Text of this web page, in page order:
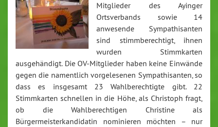
Mitglieder des Ayinger
Ortsverbands sowie 14
anwesende Sympathisanten
sind stimmberechtigt, ihnen
wurden Stimmkarten
ausgehändigt. Die OV-Mitglieder haben keine Einwände
gegen die namentlich vorgelesenen Sympathisanten, so
dass es insgesamt 23 Wahlberechtigte gibt. 22
Stimmkarten schnellen in die Höhe, als Christoph fragt,
ob die Wahlberechtigen Christine als
Bürgermeisterkandidatin nominieren möchten – nur